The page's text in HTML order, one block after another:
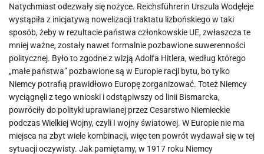
Natychmiast odezwały się nożyce. Reichsführerin Urszula Wodęleje
wystąpiła z inicjatywą nowelizacji traktatu lizbońskiego w taki
sposób, żeby w rezultacie państwa członkowskie UE, zwłaszcza te
mniej ważne, zostały nawet formalnie pozbawione suwerenności
politycznej. Było to zgodne z wizją Adolfa Hitlera, według którego
„małe państwa” pozbawione są w Europie racji bytu, bo tylko
Niemcy potrafią prawidłowo Europę zorganizować. Toteż Niemcy
wyciągnęli z tego wnioski i odstąpiwszy od linii Bismarcka,
powróciły do polityki uprawianej przez Cesarstwo Niemieckie
podczas Wielkiej Wojny, czyli I wojny światowej. W Europie nie ma
miejsca na zbyt wiele kombinacji, więc ten powrót wydawał się w tej
sytuacji oczywisty. Jak pamiętamy, w 1917 roku Niemcy